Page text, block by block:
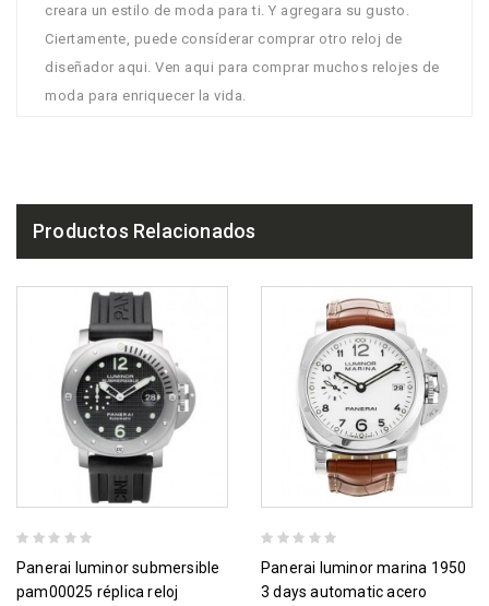
creara un estilo de moda para ti. Y agregara su gusto.
Ciertamente, puede consíderar comprar otro reloj de
diseñador aqui. Ven aqui para comprar muchos relojes de
moda para enriquecer la vida.
Productos Relacionados
panerai luminor submersible
pam00025 réplica reloj
panerai luminor marina 1950
3 days automatic acero